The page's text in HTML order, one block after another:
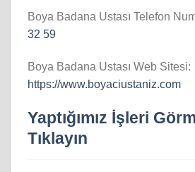
Boya Badana Ustası Telefon
32 59
Boya Badana Ustası Web Sitesi:
https://www.boyaciustaniz.com
Yaptığımız İşleri
Tıklayın